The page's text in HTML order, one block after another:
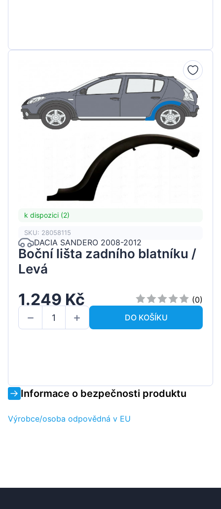
k dispozici (2)
SKU: 28058115
DACIA SANDERO 2008-2012
Boční lišta zadního blatníku /
Levá
1.249 Kč
(0)
DO KOŠÍKU
Informace o bezpečnosti produktu
Výrobce/osoba odpovědná v EU